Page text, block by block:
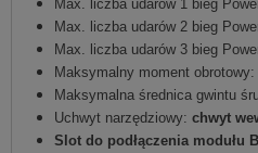
Max. liczba udarów 1 bieg
Max. liczba udarów 2 bieg
Max. liczba udarów 3 bieg
Maksymalny moment obrotowy:
Maksymalna średnica gwintu
Uchwyt narzędziowy: chwyt
Slot do podłączenia modułu